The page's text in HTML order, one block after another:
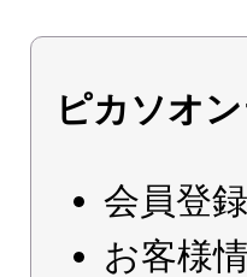
ピカソオ
会員登
お客様